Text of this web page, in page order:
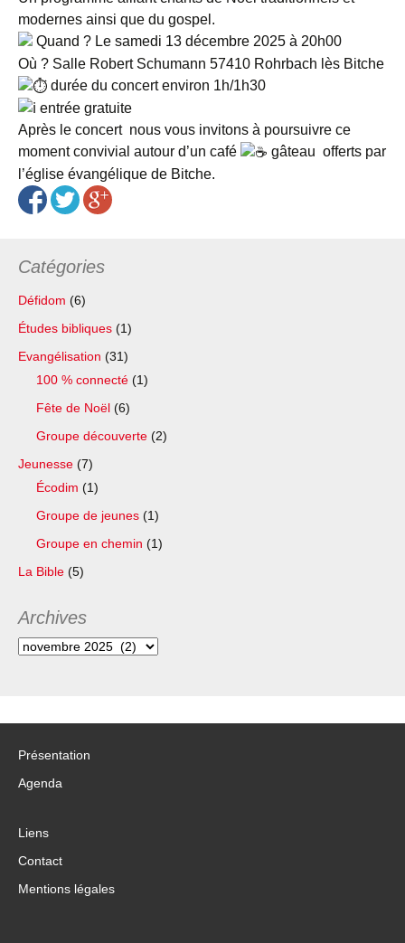
modernes ainsi que du gospel.
Quand ? Le samedi 13 décembre 2025 à 20h00
Où ? Salle Robert Schumann 57410 Rohrbach lès Bitche
durée du concert environ 1h/1h30
entrée gratuite
Après le concert nous vous invitons à poursuivre ce
moment convivial autour d’un café
gâteau offerts par
l’église évangélique de Bitche.
Catégories
Défidom (6)
Études bibliques (1)
Evangélisation (31)
100 % connecté (1)
Fête de Noël (6)
Groupe découverte (2)
Jeunesse (7)
Écodim (1)
Groupe de jeunes (1)
Groupe en chemin (1)
La Bible (5)
Archives
Archives
Présentation
Agenda
Liens
Contact
Mentions légales